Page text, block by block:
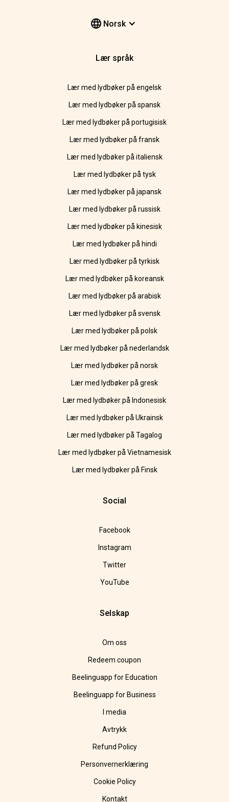
Norsk
Lær språk
Lær med lydbøker på engelsk
Lær med lydbøker på spansk
Lær med lydbøker på portugisisk
Lær med lydbøker på fransk
Lær med lydbøker på italiensk
Lær med lydbøker på tysk
Lær med lydbøker på japansk
Lær med lydbøker på russisk
Lær med lydbøker på kinesisk
Lær med lydbøker på hindi
Lær med lydbøker på tyrkisk
Lær med lydbøker på koreansk
Lær med lydbøker på arabisk
Lær med lydbøker på svensk
Lær med lydbøker på polsk
Lær med lydbøker på nederlandsk
Lær med lydbøker på norsk
Lær med lydbøker på gresk
Lær med lydbøker på Indonesisk
Lær med lydbøker på Ukrainsk
Lær med lydbøker på Tagalog
Lær med lydbøker på Vietnamesisk
Lær med lydbøker på Finsk
Social
Facebook
Instagram
Twitter
YouTube
Selskap
Om oss
Redeem coupon
Beelinguapp for Education
Beelinguapp for Business
I media
Avtrykk
Refund Policy
Personvernerklæring
Cookie Policy
Kontakt